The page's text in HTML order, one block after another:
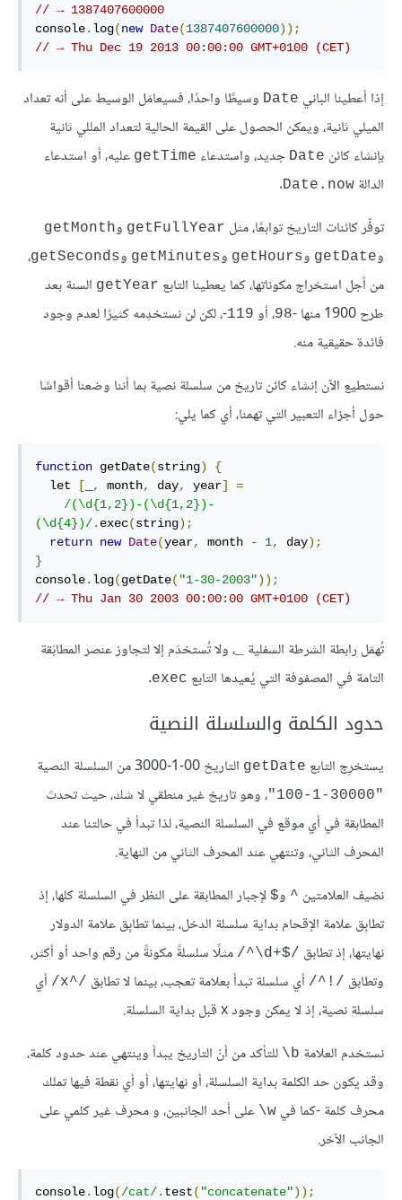
// → 1387407600000
console. log(new Date(1387407600000));
// → Thu Dec 19 2013 00:00:00 GMT+0100 (CET)
إذا أعطينا الباني Date وسيطًا واحدًا، فسيعامَل الوسيط على أنه تعداد
الميلي ثانية، ويمكن الحصول على القيمة الحالية لتعداد المللي ثانية
بإنشاء كائن Date جديد، واستدعاء getTime عليه، أو استدعاء
الدالة Date.now
.
توفِّر كائنات التاريخ توابعًا، مثل getFullYear وgetMonth
وgetDate وgetHours وgetMinutes وgetSeconds،
من أجل استخراج مكوناتها، كما يعطينا التابع getYear السنة بعد
طرح 1900 منها -
98، أو 119-، لكن لن نستخدِمه كثيرًا لعدم وجود
فائدة حقيقية منه.
نستطيع الآن إنشاء كائن تاريخ من سلسلة نصية بما أننا وضعنا أقواسًا
حول أجزاء التعبير التي تهمنا، أي كما يلي:
function getDate(string)
{
  let
[ , month, day, year]
=
/(\d{1,2})-(\d{1,2})-
(\d{4})/. exec(string);
return new Date(year, month - 1, day);
}
console. log(getDate( "1-30-2003"));
// → Thu Jan 30 2003 00:00:00 GMT+0100 (CET)
تُهمَل رابطة الشرطة السفلية ، ولا تُستخدَم إلا لتجاوز عنصر المطابَقة
التامة في المصفوفة التي يُعيدها التابع exec
.
حدود الكلمة والسلسلة النصية
يستخرِج التابع getDate التاريخ 00-1-3000 من السلسلة النصية
"‎100-1-30000‎"
، وهو تاريخ غير منطقي لا شك، حيث تحدث
المطابقة في أي موقع في السلسلة النصية، لذا تبدأ في حالتنا عند
المحرف الثاني، وتنتهي عند المحرف الثاني من النهاية.
نضيف العلامتين ^ و$ لإجبار المطابقة على النظر في السلسلة كلها، إذ
تطابِق علامة الإقحام بداية سلسلة الدخل، بينما تطابِق علامة الدولار
نهايتها، إذ تطابق ‎/^\d+$/‎ مثلًا سلسلةً مكونةً من رقم واحد أو أكثر،
وتطابق ‎/^!/‎ أي سلسلة تبدأ بعلامة تعجب، بينما لا تطابق ‎/x^/‎ أي
سلسلة نصية، إذ لا يمكن وجود x قبل بداية السلسلة.
نستخدم العلامة ‎\b‎ للتأكد من أنّ التاريخ يبدأ وينتهي عند حدود كلمة،
وقد يكون حد الكلمة بداية السلسلة، أو نهايتها، أو أي نقطة فيها تملك
محرف كلمة -كما في ‎\w على أحد الجانبين، و محرف غير كلمي على
الجانب الآخر.
console. log(/cat/. test( "concatenate"));